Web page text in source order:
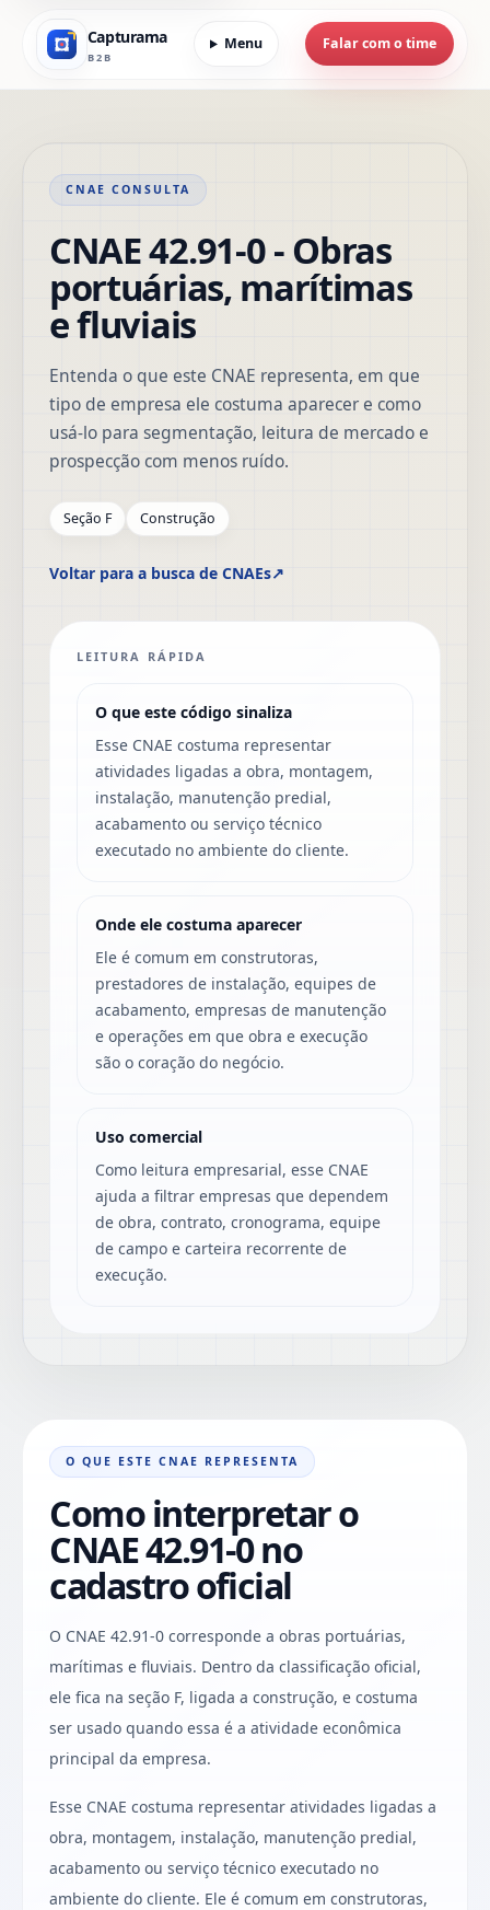
Capturama
B2B
Menu Falar com o time
CNAE CONSULTA
CNAE 42.91-0 - Obras
portuárias, marítimas
e fluviais
Entenda o que este CNAE representa, em que
tipo de empresa ele costuma aparecer e como
usá-lo para segmentação, leitura de mercado e
prospecção com menos ruído.
Seção F Construção
Voltar para a busca de CNAEs↗
LEITURA RÁPIDA
O que este código sinaliza
Esse CNAE costuma representar
atividades ligadas a obra, montagem,
instalação, manutenção predial,
acabamento ou serviço técnico
executado no ambiente do cliente.
Onde ele costuma aparecer
Ele é comum em construtoras,
prestadores de instalação, equipes de
acabamento, empresas de manutenção
e operações em que obra e execução
são o coração do negócio.
Uso comercial
Como leitura empresarial, esse CNAE
ajuda a filtrar empresas que dependem
de obra, contrato, cronograma, equipe
de campo e carteira recorrente de
execução.
O QUE ESTE CNAE REPRESENTA
Como interpretar o
CNAE 42.91-0 no
cadastro oficial
O CNAE 42.91-0 corresponde a obras portuárias,
marítimas e fluviais. Dentro da classificação oficial,
ele fica na seção F, ligada a construção, e costuma
ser usado quando essa é a atividade econômica
principal da empresa.
Esse CNAE costuma representar atividades ligadas a
obra, montagem, instalação, manutenção predial,
acabamento ou serviço técnico executado no
ambiente do cliente. Ele é comum em construtoras,